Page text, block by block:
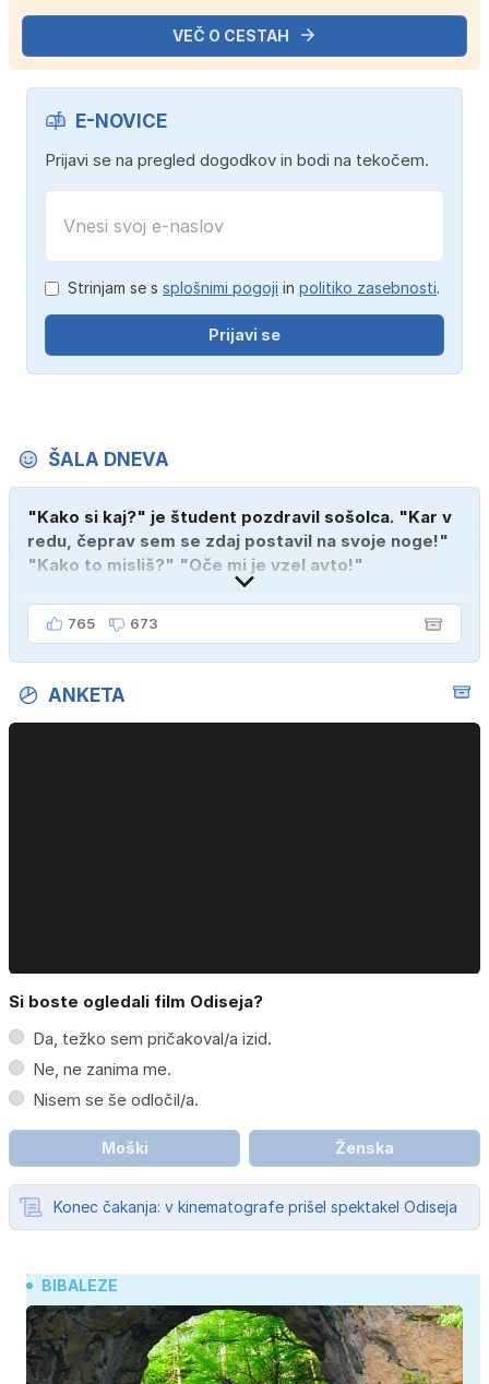
VEČ O CESTAH
E-NOVICE
Prijavi se na pregled dogodkov in bodi na tekočem.
Strinjam se s splošnimi pogoji in politiko zasebnosti.
Prijavi se
ŠALA DNEVA
"Kako si kaj?" je študent pozdravil sošolca. "Kar v
redu, čeprav sem se zdaj postavil na svoje noge!"
"Kako to misliš?" "Oče mi je vzel avto!"
765 673
ANKETA
Si boste ogledali film Odiseja?
Da, težko sem pričakoval/a izid.
Ne, ne zanima me.
Nisem se še odločil/a.
Moški Ženska
Konec čakanja: v kinematografe prišel spektakel Odiseja
BIBALEZE